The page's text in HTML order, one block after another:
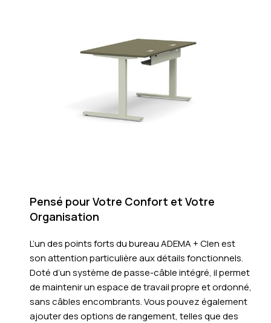
Pensé pour Votre Confort et Votre
Organisation
L’un des points forts du bureau ADEMA + Clen est
son attention particulière aux détails fonctionnels.
Doté d’un système de passe-câble intégré, il permet
de maintenir un espace de travail propre et ordonné,
sans câbles encombrants. Vous pouvez également
ajouter des options de rangement, telles que des